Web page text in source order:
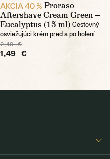
AKCIA 40 % Proraso
Aftershave Cream Green —
Eucalyptus (15 ml) Cestovný
osviežujúci krém pred a po holení
2,49 €
1,49 €